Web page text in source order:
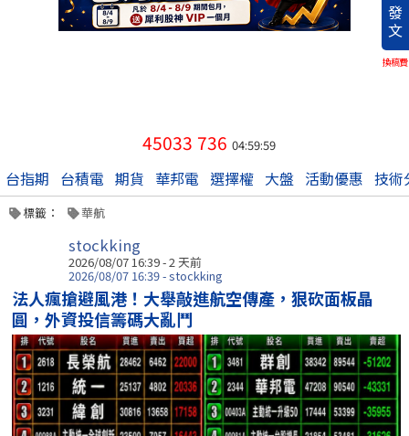
發
文
換稿費
45033 736 04:59:59
台指期 台積電 期貨 華邦電 選擇權 大盤 活動優惠 技術
標籤： 華航
stockking
2026/08/07 16:39 - 2 天前
2026/08/07 16:39 - stockking
法人瘋搶避風港！大舉敲進航空傳產，狠砍面板晶
圓，外資投信籌碼大亂鬥